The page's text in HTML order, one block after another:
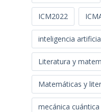
ICM2022
inteligencia
Literatura y
Matemáticas y
mecánica cuántica